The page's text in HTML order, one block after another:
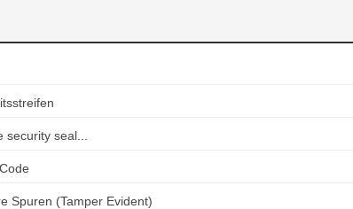
seal...
Spuren (Tamper Evident)